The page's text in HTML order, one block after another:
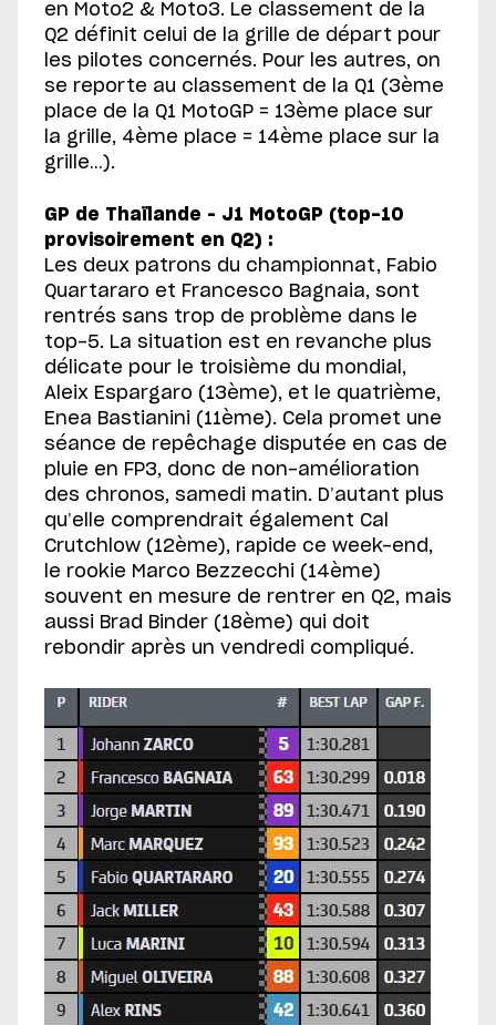
en Moto2 & Moto3. Le classement de la
Q2 définit celui de la grille de départ pour
les pilotes concernés. Pour les autres, on
se reporte au classement de la Q1 (3ème
place de la Q1 MotoGP = 13ème place sur
la grille, 4ème place = 14ème place sur la
grille…).
GP de Thaïlande – J1 MotoGP (top-10
provisoirement en Q2) :
Les deux patrons du championnat, Fabio
Quartararo et Francesco Bagnaia, sont
rentrés sans trop de problème dans le
top-5. La situation est en revanche plus
délicate pour le troisième du mondial,
Aleix Espargaro (13ème), et le quatrième,
Enea Bastianini (11ème). Cela promet une
séance de repêchage disputée en cas de
pluie en FP3, donc de non-amélioration
des chronos, samedi matin. D’autant plus
qu’elle comprendrait également Cal
Crutchlow (12ème), rapide ce week-end,
le rookie Marco Bezzecchi (14ème)
souvent en mesure de rentrer en Q2, mais
aussi Brad Binder (18ème) qui doit
rebondir après un vendredi compliqué.